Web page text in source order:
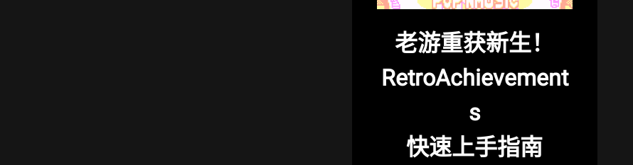
老游重获新生！
RetroAchievement
s
快速上手指南